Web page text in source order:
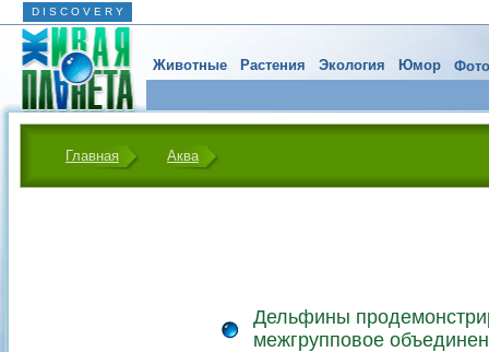
D I S C O V E R Y
Животные Растения Экология Юмор
Главная Аква
Дельфины
межгрупповое